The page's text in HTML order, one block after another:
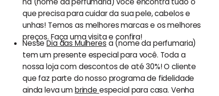
que precisa para cuidar da sua pele, cabelos e
unhas! Temos as melhores marcas e os melhores
preços. Faça uma visita e confira!
NesseDia das Mulheres a (nome da perfumaria)
tem um presente especial para você. Toda a
nossa loja com descontos de até 30%! O cliente
que faz parte do nosso programa de fidelidade
ainda leva umbrinde especial para casa. Venha